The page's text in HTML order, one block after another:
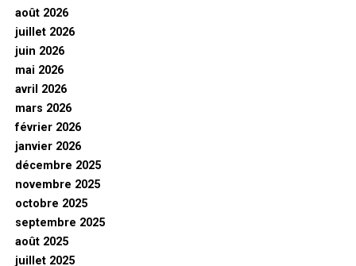
août 2026
juillet 2026
juin 2026
mai 2026
avril 2026
mars 2026
février 2026
janvier 2026
décembre 2025
novembre 2025
octobre 2025
septembre 2025
août 2025
juillet 2025